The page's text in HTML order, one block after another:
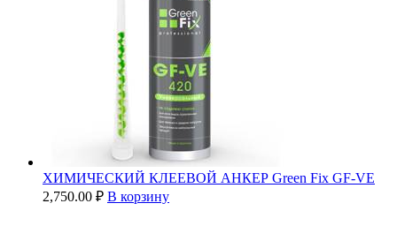
ХИМИЧЕСКИЙ КЛЕЕВОЙ АНКЕР Green Fix GF-VE
2,750.00 ₽ В корзину